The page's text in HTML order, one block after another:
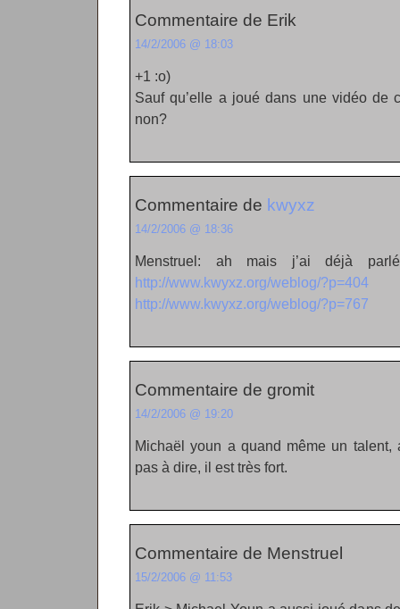
Commentaire de Erik
14/2/2006 @ 18:03
+1 :o)
Sauf qu’elle a joué dans une vidéo de
non?
Commentaire de kwyxz
14/2/2006 @ 18:36
Menstruel: ah mais j’ai déjà
http://www.kwyxz.org/weblog/?p=404
http://www.kwyxz.org/weblog/?p=767
Commentaire de gromit
14/2/2006 @ 19:20
Michaël youn a quand même un
pas à dire, il est très fort.
Commentaire de Menstruel
15/2/2006 @ 11:53